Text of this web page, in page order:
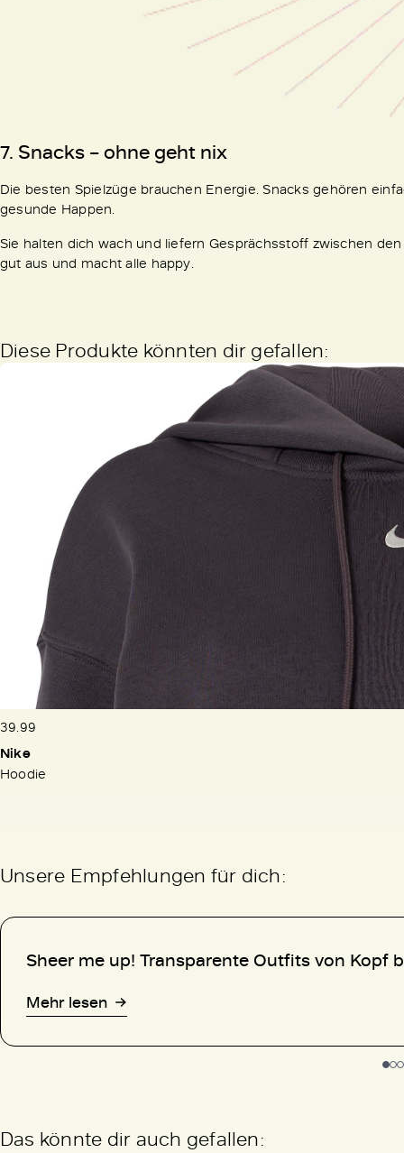
7. Snacks – ohne geht nix
Die besten Spielzüge brauchen Energie. Snacks gehören
gesunde Happen.
Sie halten dich wach und liefern Gesprächsstoff zwischen
gut aus und macht alle happy.
Diese Produkte könnten dir gefallen:
39.99
Nike
Hoodie
Unsere Empfehlungen für dich:
Sheer me up! Transparente Outfits von Kopf
Mehr lesen
Das könnte dir auch gefallen: